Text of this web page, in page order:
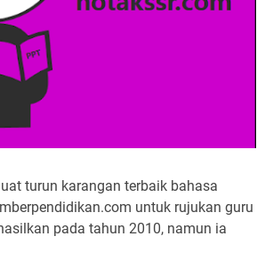
turun karangan terbaik bahasa
untuk rujukan guru
pada tahun 2010, namun ia